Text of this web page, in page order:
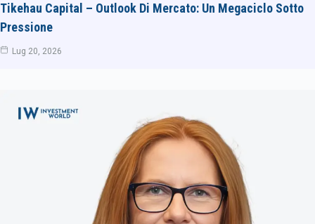
Tikehau Capital – Outlook Di Mercato: Un Megaciclo Sotto
Pressione
Lug 20, 2026